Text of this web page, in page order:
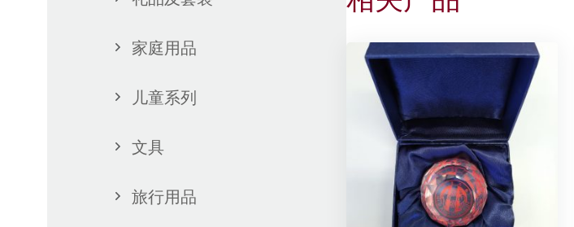
家庭用品
儿童系列
文具
旅行用品